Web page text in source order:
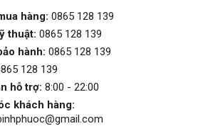
hàng: 0865 128 139
thuật: 0865 128 139
hành: 0865 128 139
128 139
hỗ trợ: 8:00 - 22:00
khách hàng: